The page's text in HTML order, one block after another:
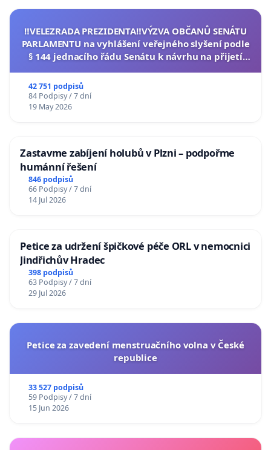
‼️VELEZRADA PREZIDENTA‼️VÝZVA OBČANŮ SENÁTU
PARLAMENTU na vyhlášení veřejného slyšení podle
§ 144 jednacího řádu Senátu k návrhu na přijetí
42 751 podpisů
84 Podpisy / 7 dní
19 May 2026
Zastavme zabíjení holubů v Plzni – podpořme
humánní řešení
846 podpisů
66 Podpisy / 7 dní
14 Jul 2026
Petice za udržení špičkové péče ORL v nemocnici
Jindřichův Hradec
398 podpisů
63 Podpisy / 7 dní
29 Jul 2026
Petice za zavedení menstruačního volna v České
republice
33 527 podpisů
59 Podpisy / 7 dní
15 Jun 2026